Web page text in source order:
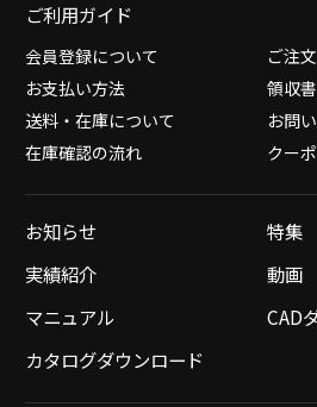
ご利用ガイド
会員登録について
ご注
お支払い方法
領収
送料・在庫について
お問
在庫確認の流れ
クー
お知らせ
特集
実績紹介
動画
マニュアル
CAD
カタログダウンロード